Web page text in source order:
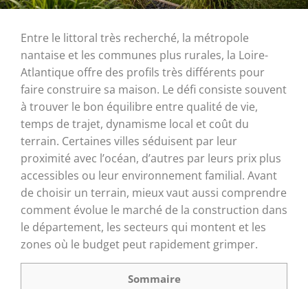
Entre le littoral très recherché, la métropole
nantaise et les communes plus rurales, la Loire-
Atlantique offre des profils très différents pour
faire construire sa maison. Le défi consiste souvent
à trouver le bon équilibre entre qualité de vie,
temps de trajet, dynamisme local et coût du
terrain. Certaines villes séduisent par leur
proximité avec l’océan, d’autres par leurs prix plus
accessibles ou leur environnement familial. Avant
de choisir un terrain, mieux vaut aussi comprendre
comment évolue le marché de la construction dans
le département, les secteurs qui montent et les
zones où le budget peut rapidement grimper.
Sommaire